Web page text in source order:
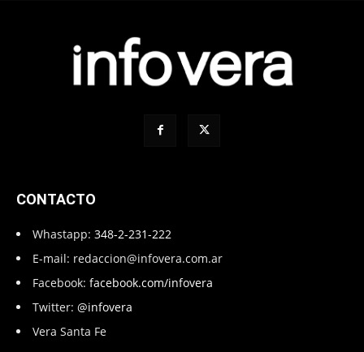
CONTACTO
Whastapp: 348-2-231-222
E-mail: redaccion@infovera.com.ar
Facebook: facebook.com/infovera
Twitter: @infovera
Vera Santa Fe